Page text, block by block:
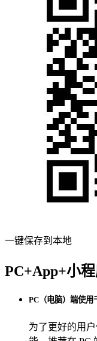
一键保存到本地
PC+App+小
PC（电脑）端使用
为了更好的用